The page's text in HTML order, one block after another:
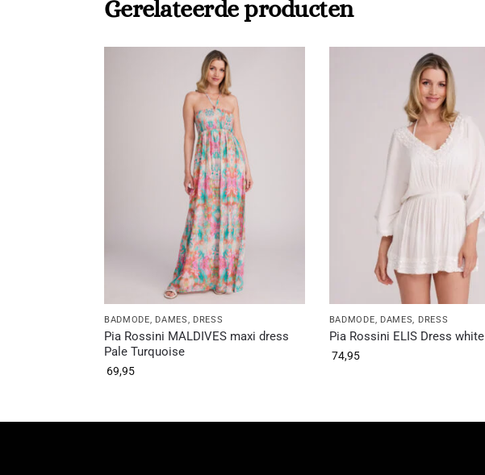
Gerelateerde producten
BADMODE DAMES DRESS
Pia Rossini MALDIVES maxi dress
Pale Turquoise
69,95
BADMODE DAMES DRESS
Pia Rossini ELIS Dress white
74,95